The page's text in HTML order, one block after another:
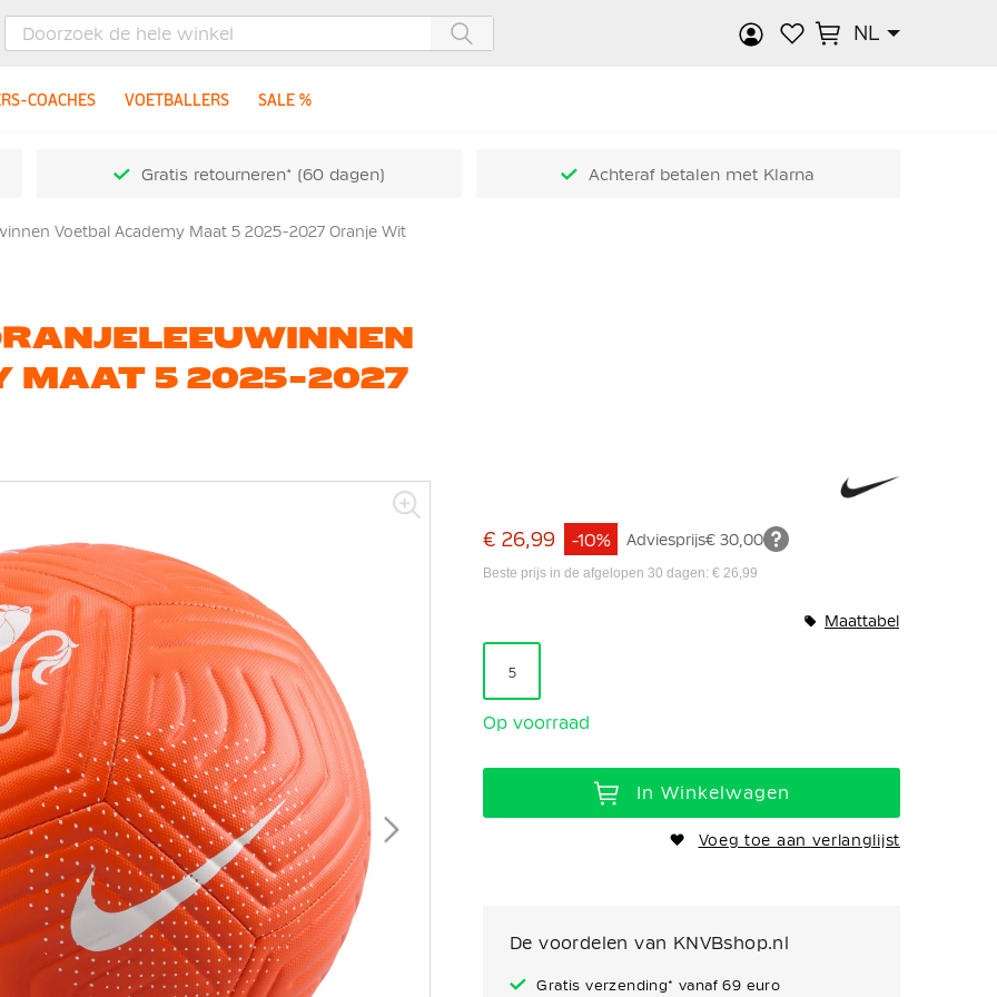
NL
COACHES VOETBALLERS SALE %
Gratis retourneren* (60 dagen) Achteraf betalen met Klarna
Voetbal Academy Maat 5 2025-2027 Oranje Wit
MAAT 5 2025-2027
€ 26,99 Adviesprijs€ 30,00
-10%
Beste prijs in de afgelopen 30 dagen: € 26,99
5
Op voorraad
Maattabel
In Winkelwagen
Voeg toe aan verlanglijst
De voordelen van KNVBshop.nl
Gratis verzending* vanaf 69 euro